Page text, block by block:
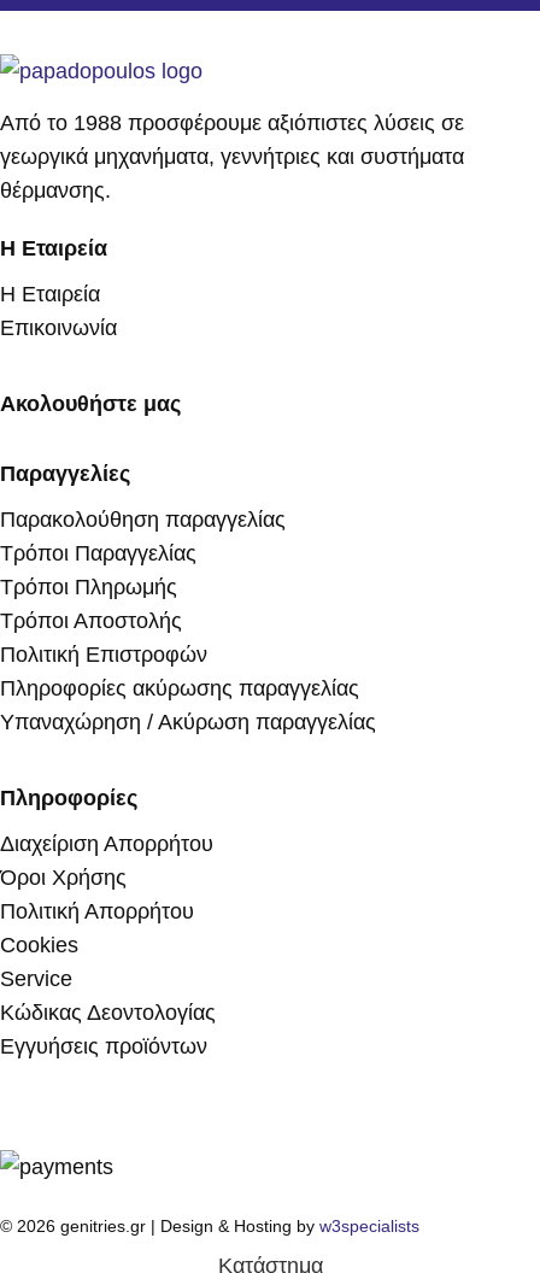
Από το 1988 προσφέρουμε αξιόπιστες λύσεις σε
γεωργικά μηχανήματα, γεννήτριες και συστήματα
θέρμανσης.
Η Εταιρεία
Η Εταιρεία
Επικοινωνία
Ακολουθήστε μας
Παραγγελίες
Παρακολούθηση παραγγελίας
Τρόποι Παραγγελίας
Τρόποι Πληρωμής
Τρόποι Αποστολής
Πολιτική Επιστροφών
Πληροφορίες ακύρωσης παραγγελίας
Υπαναχώρηση / Ακύρωση παραγγελίας
Πληροφορίες
Διαχείριση Απορρήτου
Όροι Χρήσης
Πολιτική Απορρήτου
Cookies
Service
Κώδικας Δεοντολογίας
Εγγυήσεις προϊόντων
© 2026 genitries.gr | Design & Hosting by w3specialists
Κατάστημα